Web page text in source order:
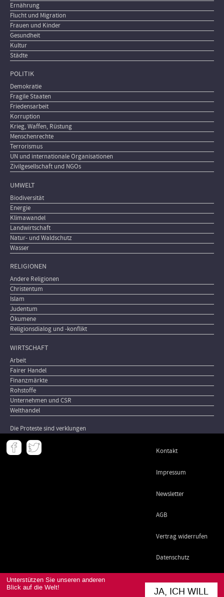
Unterstützen Sie unseren anderen
Blick auf die Welt!
JA, ICH WILL
Ernährung
Flucht und Migration
Frauen und Kinder
Gesundheit
Kultur
Städte
POLITIK
Demokratie
Fragile Staaten
Friedensarbeit
Korruption
Krieg, Waffen, Rüstung
Menschenrechte
Terrorismus
UN und internationale Organisationen
Zivilgesellschaft und NGOs
UMWELT
Biodiversität
Energie
Klimawandel
Landwirtschaft
Natur- und Waldschutz
Wasser
RELIGIONEN
Andere Religionen
Christentum
Islam
Judentum
Ökumene
Religionsdialog und -konflikt
WIRTSCHAFT
Arbeit
Fairer Handel
Finanzmärkte
Rohstoffe
Unternehmen und CSR
Welthandel
Die Proteste sind verklungen
Meta
- Kontakt
Impressum
Newsletter
AGB
Vertrag widerrufen
Datenschutz